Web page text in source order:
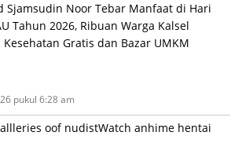
Sjamsudin Noor Tebar Manfaat di Hari
Tahun 2026, Ribuan Warga Kalsel
Gratis dan Bazar UMKM
pukul 6:28 am
oof nudistWatch anhime hentai